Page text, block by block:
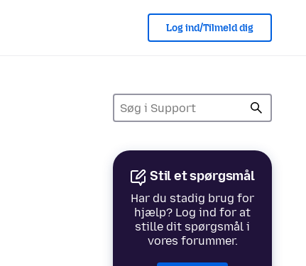
Log ind/Tilmeld dig
Stil et spørgsmål
Har du stadig brug for
hjælp? Log ind for at
stille dit spørgsmål i
vores forummer.